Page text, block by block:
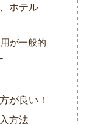
ホテル
が一般的
が良い！
方法